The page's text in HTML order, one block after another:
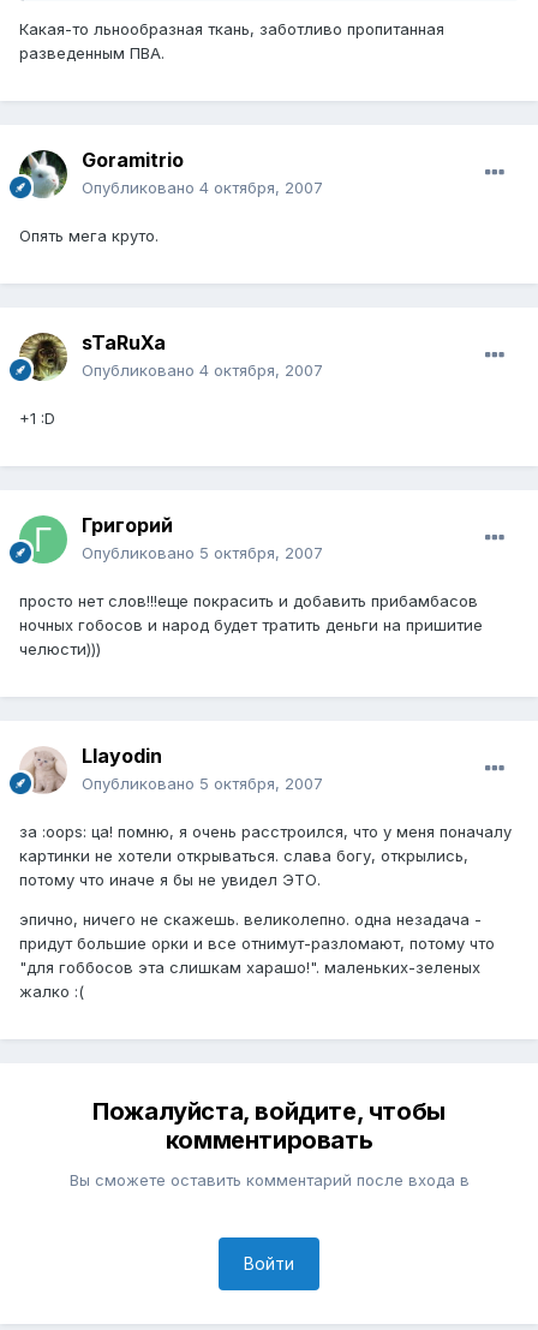
Какая-то льнообразная ткань, заботливо пропитанная
разведенным ПВА.
Goramitrio
Опубликовано 4 октября, 2007
Опять мега круто.
sTaRuXa
Опубликовано 4 октября, 2007
+1 :D
Григорий
Опубликовано 5 октября, 2007
просто нет слов!!!еще покрасить и добавить прибамбасов
ночных гобосов и народ будет тратить деньги на пришитие
челюсти)))
Llayodin
Опубликовано 5 октября, 2007
за :oops: ца! помню, я очень расстроился, что у меня поначалу
картинки не хотели открываться. слава богу, открылись,
потому что иначе я бы не увидел ЭТО.
эпично, ничего не скажешь. великолепно. одна незадача -
придут большие орки и все отнимут-разломают, потому что
"для гоббосов эта слишкам харашо!". маленьких-зеленых
жалко :(
Пожалуйста, войдите, чтобы
комментировать
Вы сможете оставить комментарий после входа в
Войти